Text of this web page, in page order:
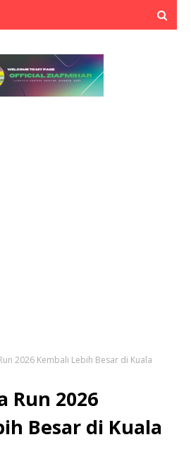
2026 Kembali Lebih Besar di Kuala
Run 2026
Besar di Kuala